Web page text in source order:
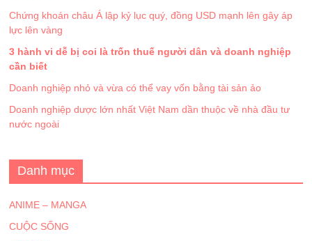
Chứng khoán châu Á lập kỷ lục quý, đồng USD mạnh lên gây áp
lực lên vàng
3 hành vi dễ bị coi là trốn thuế người dân và doanh nghiệp
cần biết
Doanh nghiệp nhỏ và vừa có thể vay vốn bằng tài sản ảo
Doanh nghiệp dược lớn nhất Việt Nam dần thuộc về nhà đầu tư
nước ngoài
Danh mục
ANIME – MANGA
CUỘC SỐNG